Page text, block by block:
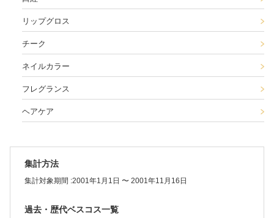
リップグロス
チーク
ネイルカラー
フレグランス
ヘアケア
集計方法
集計対象期間 :2001年1月1日 〜 2001年11月16日
過去・歴代ベスコス一覧